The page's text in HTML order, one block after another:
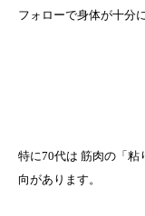
フォローで身体が十分
特に70代は 筋肉の「
向があります。